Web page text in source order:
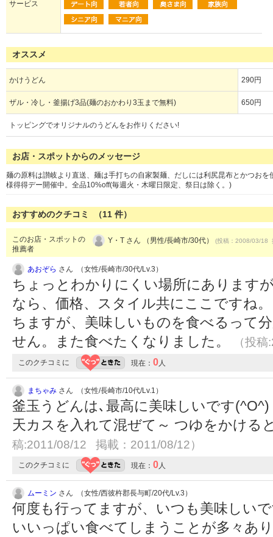
サービス
オススメ
かけうどん 290円
ザル・冷し・釜揚げ3品(麺のおかわり3玉まで無料) 650円
トッピングでオリジナルのうどんをお作りください!
お店・スポットからのメッセージ
麺の原料は讃岐より直送、麺は手打ちの自家製麺、だしには利尻昆布とかつお
様得得デー開催中。全品10%off(毎週火・木曜日限定、祭日は除く。)
おすすめのクチコミ （11 件）
このお店・スポットの
推薦者
Y・T さん （男性/長崎市/30代） (投稿：2008/03/18
あおぞら さん （女性/長崎市/30代/Lv.3）
ちょっとわかりにくい場所にあります
なら、価格、スタイル共にここですね
ちますが、美味しいものを食べるって
せん。また食べたくなりました。
（投
このクチコミに 現在： 0人
まちゃみ さん （女性/長崎市/10代/Lv.1）
釜玉うどんは､最高に美味しいです
天カスを入れて混ぜて～ つゆをかける
稿:2011/08/12 掲載：2011/08/12）
このクチコミに 現在： 0人
ムーミン さん （女性/西彼杵郡長与町/20代/Lv.3）
何度も行ってますが、いつも美味しい
いいっぱい食べてしまうことが多々あ